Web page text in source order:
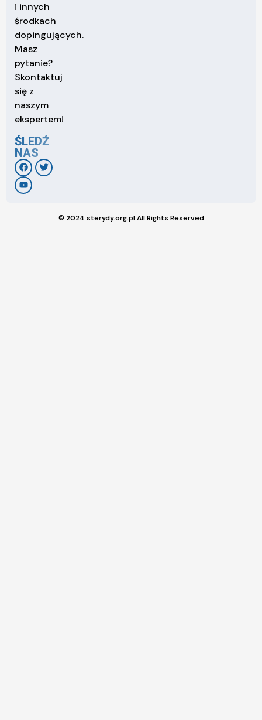
i innych
środkach
dopingujących.
Masz
pytanie?
Skontaktuj
się z
naszym
ekspertem!
ŚLEDŹ
NAS
© 2024 sterydy.org.pl All Rights Reserved